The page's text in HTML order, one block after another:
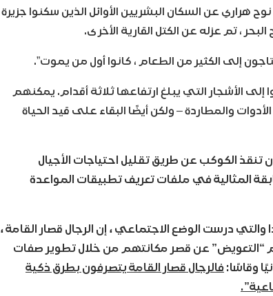
هراري عن السكان البشريين الأوائل الذين سكنوا جزيرة
تم عزله عن الكتل القارية الأخرى.
إلى الكثير من الطعام ، كانوا أول من يموت”.
الأشجار التي يبلغ ارتفاعها ثلاثة أقدام. يمكنهم
والمطاردة – ولكن أيضًا البقاء على قيد الحياة
الكوكب عن طريق تقليل احتياجات الأجيال
المثالية في ملفات تعريف تطبيقات المواعدة
درست الوضع الاجتماعي ، إن الرجال قصار القامة ،
“التعويض” عن قصر مكانتهم من خلال تطوير صفات
وقاسًا: فالرجال قصار القامة يتصرفون بطرق ذكية